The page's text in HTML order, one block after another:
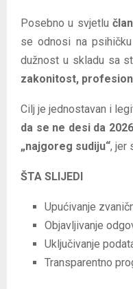
Posebno u svjetlu
se odnosi na
dužnost u skladu sa
zakonitost,
Cilj je jednostavan i
da se ne desi da
„najgoreg sudiju“, jer
ŠTA SLIJEDI
Upućivanje
Objavljivanje
Uključivanje
Transparentno